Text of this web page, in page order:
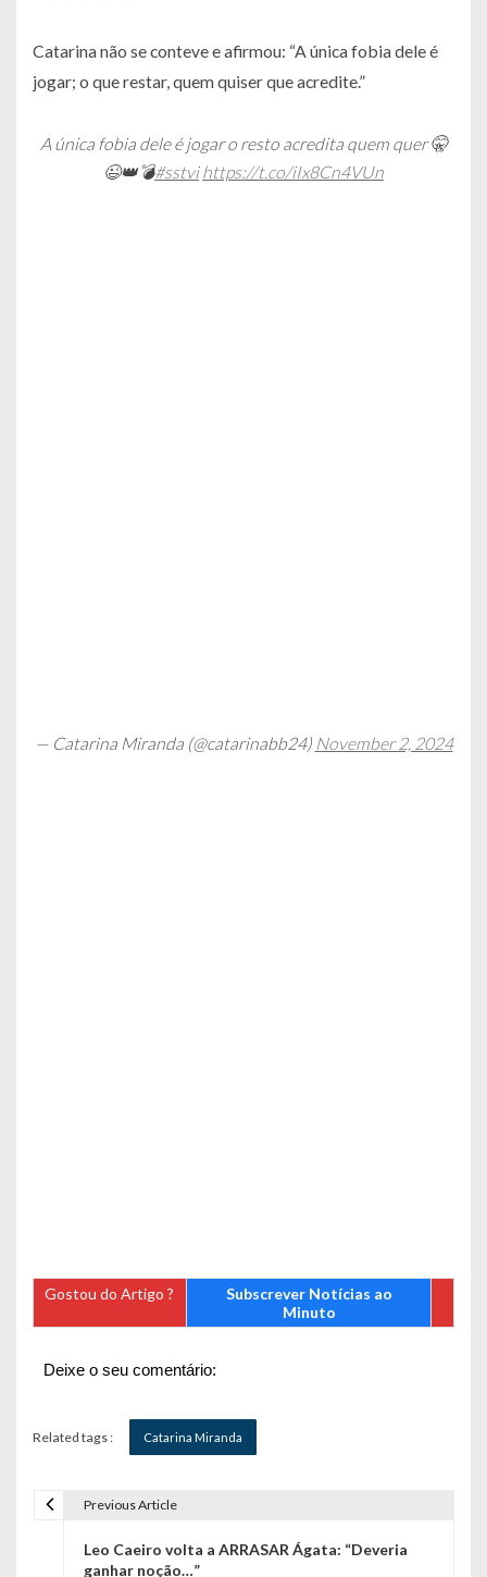
Catarina não se conteve e afirmou: “A única fobia dele é
jogar; o que restar, quem quiser que acredite.”
A única fobia dele é jogar o resto acredita quem quer 🤫
😉👑💣#sstvi https://t.co/iIx8Cn4VUn
— Catarina Miranda (@catarinabb24) November 2, 2024
Gostou do Artigo ?
Subscrever Notícias ao
Minuto
Deixe o seu comentário:
Related tags : Catarina Miranda
Previous Article
Leo Caeiro volta a ARRASAR Ágata: “Deveria
ganhar noção…”